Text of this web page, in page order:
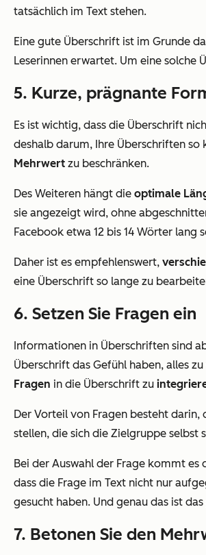
tatsächlich im Text stehen.
Eine gute Überschrift ist im Grunde
Leserinnen erwartet. Um eine solche
5. Kurze, prägnante
Es ist wichtig, dass die Überschrift
deshalb darum, Ihre Überschriften
Mehrwert zu beschränken.
Des Weiteren hängt die optimale
sie angezeigt wird, ohne
Facebook etwa 12 bis 14 Wörter
Daher ist es empfehlenswert,
eine Überschrift so lange zu
6. Setzen Sie Fragen ein
Informationen in Überschriften sind
Überschrift das Gefühl haben, alles
Fragen in die Überschrift zu
Der Vorteil von Fragen besteht darin,
stellen, die sich die Zielgruppe
Bei der Auswahl der Frage kommt
dass die Frage im Text nicht nur
gesucht haben. Und genau das ist
7. Betonen Sie den